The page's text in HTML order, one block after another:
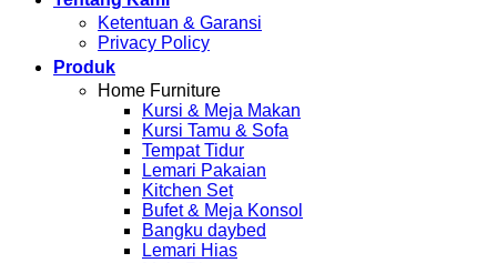
Ketentuan & Garansi
Privacy Policy
Produk
Home Furniture
Kursi & Meja Makan
Kursi Tamu & Sofa
Tempat Tidur
Lemari Pakaian
Kitchen Set
Bufet & Meja Konsol
Bangku daybed
Lemari Hias